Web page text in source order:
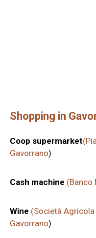
Shopping in
Coop supermarket
Gavorrano)
Cash machine (Banco
Wine (Società
Gavorrano)